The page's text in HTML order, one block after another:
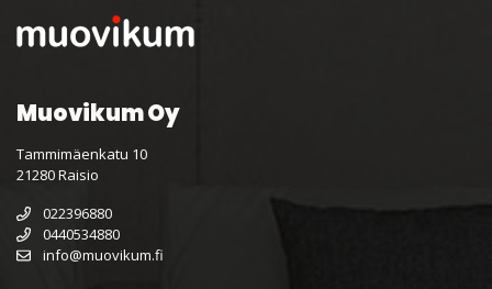
Muovikum Oy
Tammimäenkatu 10
21280 Raisio
022396880
0440534880
info@muovikum.fi